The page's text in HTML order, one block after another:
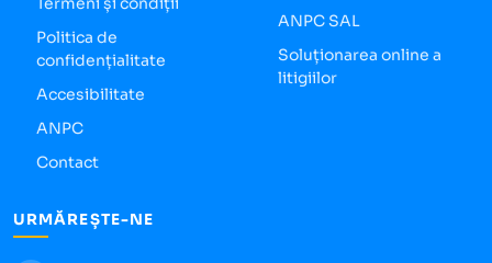
Politica de
confidențialitate
Accesibilitate
ANPC
Contact
ANPC SAL
Soluționarea online a
litigiilor
URMĂREȘTE-NE